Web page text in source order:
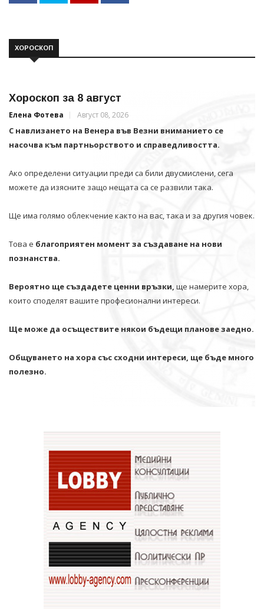
ХОРОСКОП
Хороскоп за 8 август
Елена Фотева Август 08, 2026
С навлизането на Венера във Везни вниманието се
насочва към партньорството и справедливостта.
Ако определени ситуации преди са били двусмислени, сега
можете да изясните защо нещата са се развили така.
Ще има голямо облекчение както на вас, така и за другия човек.
Това е благоприятен момент за създаване на нови
познанства.
Вероятно ще създадете ценни връзки, ще намерите хора,
които споделят вашите професионални интереси.
Ще може да осъществите някои бъдещи планове заедно.
Общуването на хора със сходни интереси, ще бъде много
полезно.